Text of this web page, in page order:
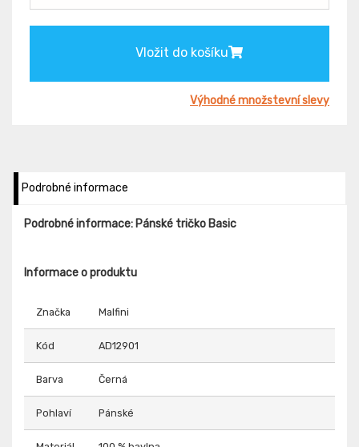
Vložit do košíku
Výhodné množstevní slevy
Podrobné informace
Podrobné informace: Pánské tričko Basic
Informace o produktu
Značka Malfini
Kód AD12901
Barva Černá
Pohlaví Pánské